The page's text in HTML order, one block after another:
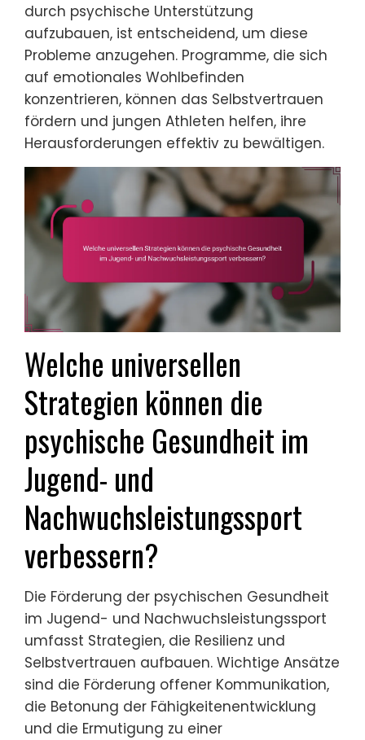
durch psychische Unterstützung
aufzubauen, ist entscheidend, um diese
Probleme anzugehen. Programme, die sich
auf emotionales Wohlbefinden
konzentrieren, können das Selbstvertrauen
fördern und jungen Athleten helfen, ihre
Herausforderungen effektiv zu bewältigen.
Welche universellen
Strategien können die
psychische Gesundheit im
Jugend- und
Nachwuchsleistungssport
verbessern?
Die Förderung der psychischen Gesundheit
im Jugend- und Nachwuchsleistungssport
umfasst Strategien, die Resilienz und
Selbstvertrauen aufbauen. Wichtige Ansätze
sind die Förderung offener Kommunikation,
die Betonung der Fähigkeitenentwicklung
und die Ermutigung zu einer